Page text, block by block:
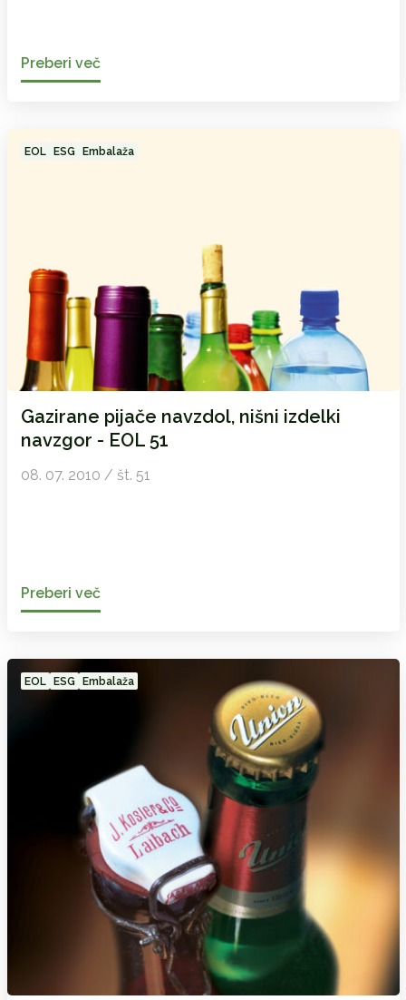
Preberi več
EOL ESG Embalaža
Gazirane pijače navzdol, nišni izdelki
navzgor - EOL 51
08. 07. 2010 / št. 51
Preberi več
EOL ESG Embalaža